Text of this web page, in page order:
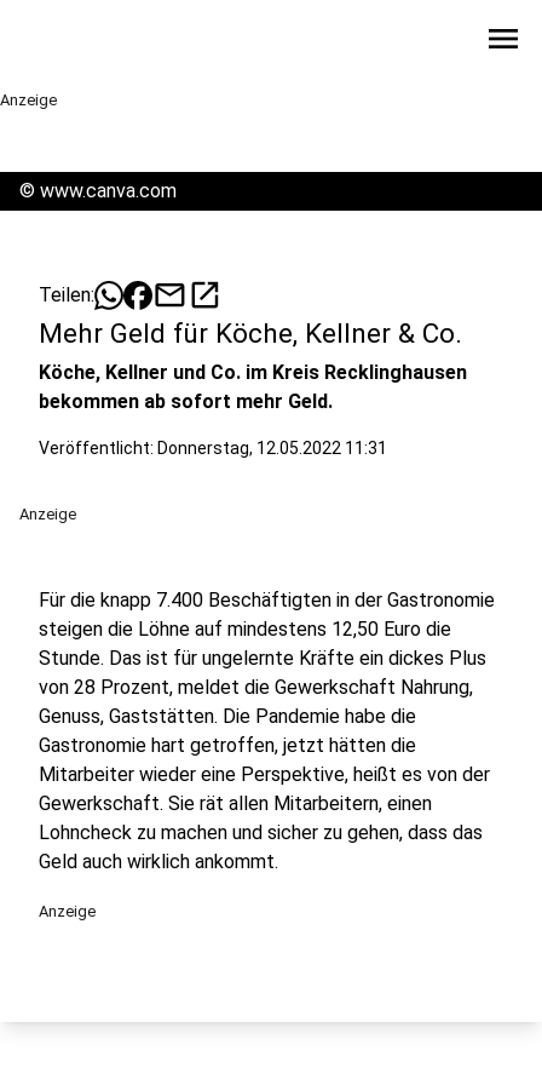
menu
Anzeige
© www.canva.com
Teilen: mailopen_in_new
Mehr Geld für Köche, Kellner & Co.
Köche, Kellner und Co. im Kreis Recklinghausen
bekommen ab sofort mehr Geld.
Veröffentlicht: Donnerstag, 12.05.2022 11:31
Anzeige
Für die knapp 7.400 Beschäftigten in der Gastronomie
steigen die Löhne auf mindestens 12,50 Euro die
Stunde. Das ist für ungelernte Kräfte ein dickes Plus
von 28 Prozent, meldet die Gewerkschaft Nahrung,
Genuss, Gaststätten. Die Pandemie habe die
Gastronomie hart getroffen, jetzt hätten die
Mitarbeiter wieder eine Perspektive, heißt es von der
Gewerkschaft. Sie rät allen Mitarbeitern, einen
Lohncheck zu machen und sicher zu gehen, dass das
Geld auch wirklich ankommt.
Anzeige